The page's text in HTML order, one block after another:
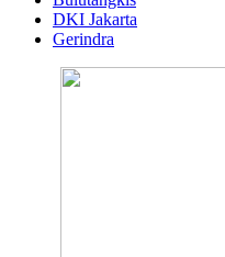
DKI Jakarta
Gerindra